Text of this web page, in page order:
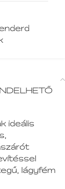
ideális
lágyfém